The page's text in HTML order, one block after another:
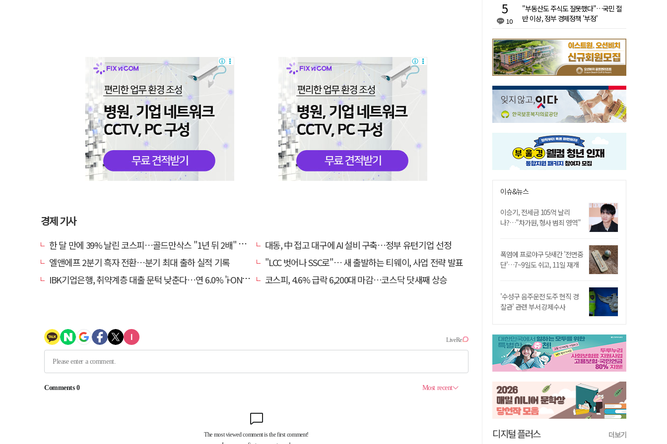
경제 기사
한 달 만에 39% 날린 코스피…골드만삭스 "1년 뒤 2배" 예상, 왜?
대동, 中 접고 대구에 AI 설비 구축…정부 유턴기업 선정
엘앤에프 2분기 흑자 전환…분기 최대 출하 실적 기록
"LCC 벗어나 SSC로"… 새 출발하는 티웨이, 사업 전략 발표
IBK기업은행, 취약계층 대출 문턱 낮춘다…연 6.0% 'i-ONE 햇살론 특례보증' 비대면 출시
코스피, 4.6% 급락 6,200대 마감…코스닥 닷새째 상승
10
"부동산도 주식도 잘못했다"…국민 절
반 이상, 정부 경제정책 '부정'
이슈&뉴스
이승기, 전세금 105억 날리
나?…"차가원, 형사 범죄 영역"
폭염에 프로야구 닷새간 '전면중
단'…7~9일도 쉬고, 11일 재개
'수성구 음주운전 도주 현직 경
찰관' 관련 부서 강제수사
디지털 플러스 더보기